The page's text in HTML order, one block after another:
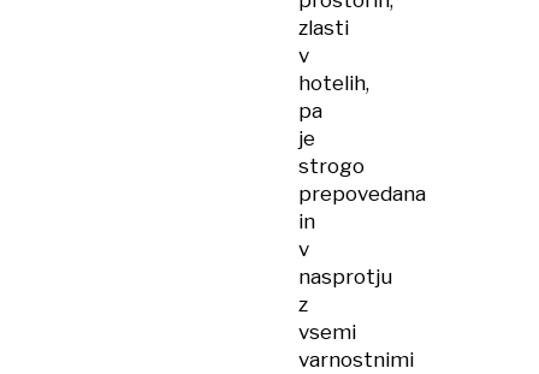
zlasti
v
hotelih,
pa
je
strogo
prepovedana
in
v
nasprotju
z
vsemi
varnostnimi